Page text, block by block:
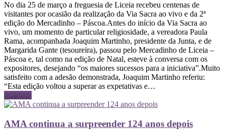
No dia 25 de março a freguesia de Liceia recebeu centenas de
visitantes por ocasião da realização da Via Sacra ao vivo e da 2ª
edição do Mercadinho – Páscoa.Antes do início da Via Sacra ao
vivo, um momento de particular religiosidade, a vereadora Paula
Rama, acompanhada Joaquim Martinho, presidente da Junta, e de
Margarida Gante (tesoureira), passou pelo Mercadinho de Liceia –
Páscoa e, tal como na edição de Natal, esteve à conversa com os
expositores, desejando “os maiores sucessos para a iniciativa”.Muito
satisfeito com a adesão demonstrada, Joaquim Martinho referiu:
“Esta edição voltou a superar as expetativas e…
Ler mais
AMA continua a surpreender 124 anos depois